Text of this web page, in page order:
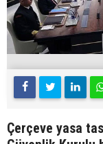
Çerçeve yasa